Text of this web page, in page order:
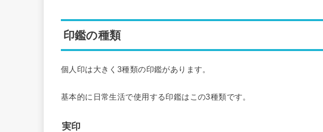
印鑑の種類
個人印は大きく3種類の印鑑があります。
基本的に日常生活で使用する印鑑はこの3種類です。
実印